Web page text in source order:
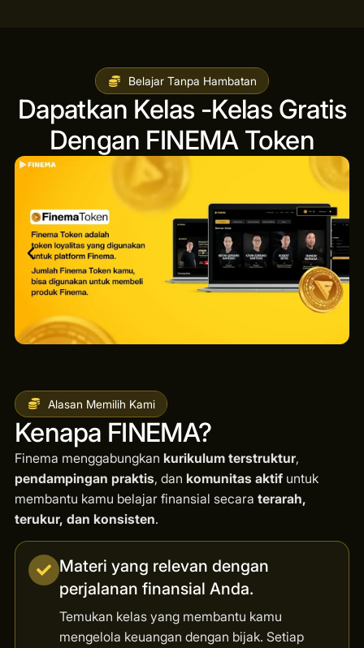
Belajar Tanpa Hambatan
Dapatkan Kelas -Kelas Gratis
Dengan FINEMA Token
Alasan Memilih Kami
Kenapa FINEMA?
Finema menggabungkan kurikulum terstruktur,
pendampingan praktis, dan komunitas aktifuntuk
membantu kamu belajar finansial secara terarah,
terukur, dan konsisten.
Materi yang relevan dengan
perjalanan finansial Anda.
Temukan kelas yang membantu kamu
mengelola keuangan dengan bijak. Setiap